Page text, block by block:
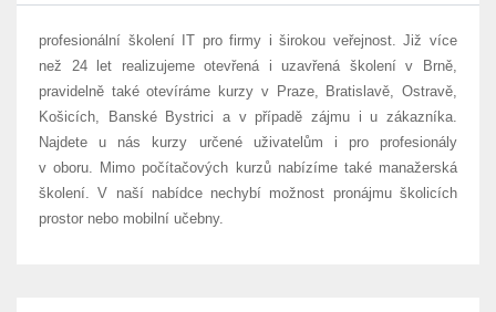
profesionální školení IT pro firmy i širokou veřejnost. Již více
než 24 let realizujeme otevřená i uzavřená školení v Brně,
pravidelně také otevíráme kurzy v Praze, Bratislavě, Ostravě,
Košicích, Banské Bystrici a v případě zájmu i u zákazníka.
Najdete u nás kurzy určené uživatelům i pro profesionály
v oboru. Mimo počítačových kurzů nabízíme také manažerská
školení. V naší nabídce nechybí možnost pronájmu školicích
prostor nebo mobilní učebny.